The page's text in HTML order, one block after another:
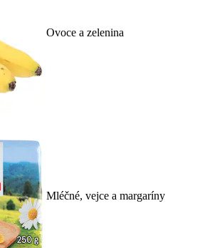
Ovoce a zelenina
Mléčné, vejce a margaríny